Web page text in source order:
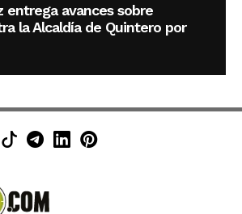
entrega avances sobre
la Alcaldía de Quintero por
en Facebook
en Instagram
en X (Twitter)
Minuto30 en TikTok
Canal de Minuto30 en
Minuto30 en LinkedIn
Minuto30 en